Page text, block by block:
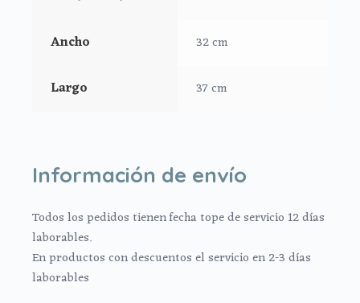
Ancho 32 cm
Largo 37 cm
Información de envío
Todos los pedidos tienen fecha tope de servicio 12 días
laborables.
En productos con descuentos el servicio en 2-3 días
laborables